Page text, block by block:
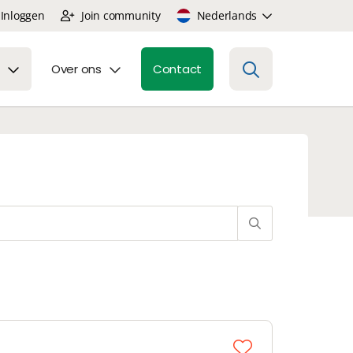
Join community Nederlands
Over ons Contact